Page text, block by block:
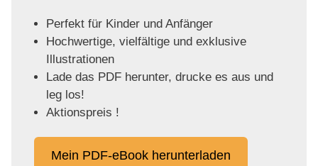
Perfekt für Kinder und Anfänger
Hochwertige, vielfältige und exklusive
Illustrationen
Lade das PDF herunter, drucke es aus und
leg los!
Aktionspreis !
Mein PDF-eBook herunterladen